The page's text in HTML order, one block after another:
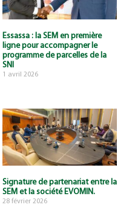
Essassa : la SEM en première
ligne pour accompagner le
programme de parcelles de la
SNI
1 avril 2026
Signature de partenariat entre la
SEM et la société EVOMIN.
28 février 2026